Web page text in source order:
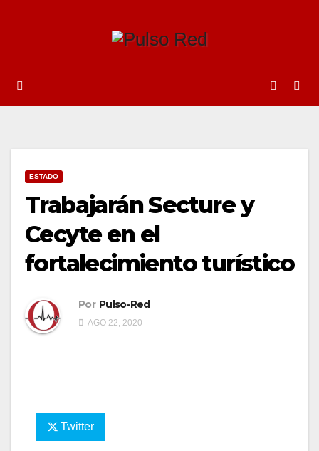
ESTADO
Trabajarán Secture y
Cecyte en el
fortalecimiento turístico
Por Pulso-Red
AGO 22, 2020
Twitter